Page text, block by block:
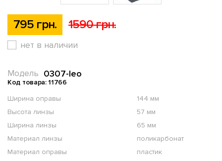
795 грн. 1590 грн.
нет в наличии
0307-leo
Модель
Код товара: 11766
Ширина оправы
144 мм
Высота линзы
57 мм
Ширина линзы
65 мм
Материал линзы
поликарбонат
Материал оправы
пластик